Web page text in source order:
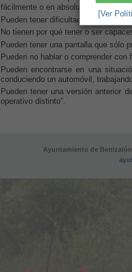
[Ver
fácilmente o en absoluto.
Pueden tener dificultad en la lectura
No tienen por qué tener o ser
Pueden tener una pantalla que sólo
Pueden no hablar o comprender
Pueden encontrarse en una
conduciendo un automóvil,
Pueden tener una versión anterior
operativo distinto”.
Ayuntamiento de Benizalón